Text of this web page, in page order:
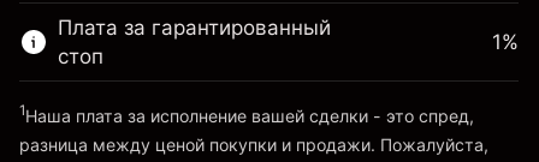
~$20,000.00
Средства от левереджа ~ $
Перейти на платформу
Плата за гарантированный
стоп
1%
1Наша плата за исполнение вашей сделки - это спред,
разница между ценой покупки и продажи. Пожалуйста,